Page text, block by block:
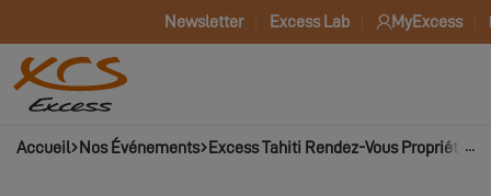
Newsletter Excess Lab MyExcess
Accueil Nos Événements Excess Tahiti Rendez-Vous